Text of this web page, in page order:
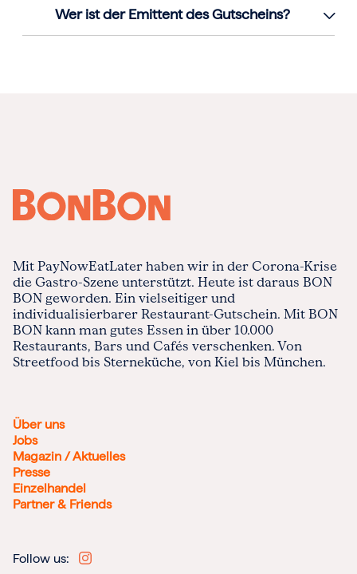
Wer ist der Emittent des Gutscheins?
Mit PayNowEatLater haben wir in der Corona-Krise
die Gastro-Szene unterstützt. Heute ist daraus BON
BON geworden. Ein vielseitiger und
individualisierbarer Restaurant-Gutschein. Mit BON
BON kann man gutes Essen in über 10.000
Restaurants, Bars und Cafés verschenken. Von
Streetfood bis Sterneküche, von Kiel bis München.
Über uns
Jobs
Magazin / Aktuelles
Presse
Einzelhandel
Partner & Friends
Follow us: